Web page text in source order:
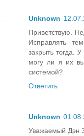
Unknown
Приветствую.
Исправлять
закрыть тогда.
могу ли я их
системой?
Ответить
Unknown
Уважаемый Дэн